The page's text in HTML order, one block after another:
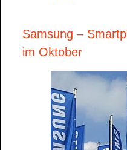
Samsung –
im Oktober